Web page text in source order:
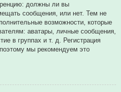
должны ли вы
сообщения, или нет. Тем не
возможности, которые
аватары, личные сообщения,
в группах и т. д. Регистрация
мы рекомендуем это